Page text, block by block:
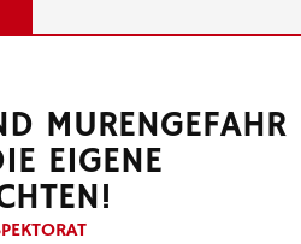
MURENGEFAHR
EIGENE